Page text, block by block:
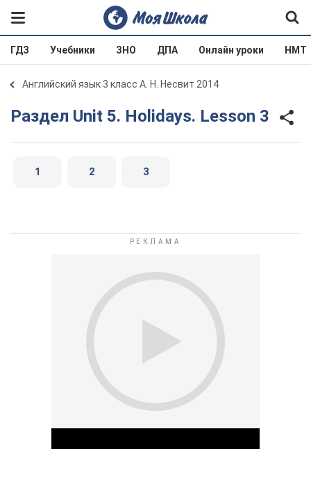
ГДЗ Учебники ЗНО ДПА Онлайн уроки НМТ
Английский язык 3 класс А. Н. Несвит 2014
Раздел Unit 5. Holidays. Lesson 3
1 2 3